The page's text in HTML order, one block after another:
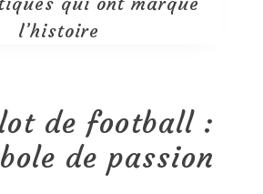
l’histoire
de football :
de passion